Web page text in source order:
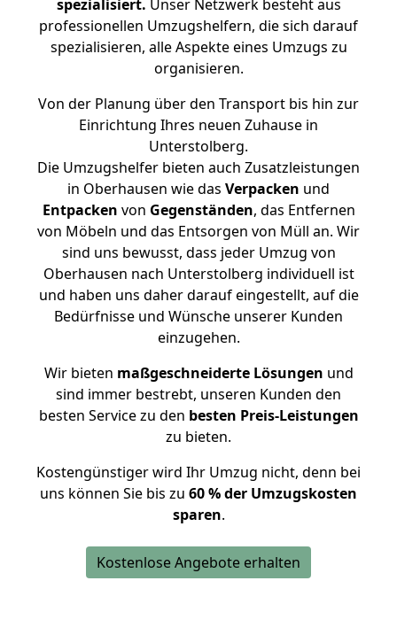
spezialisiert. Unser Netzwerk besteht aus
professionellen Umzugshelfern, die sich darauf
spezialisieren, alle Aspekte eines Umzugs zu
organisieren.
Von der Planung über den Transport bis hin zur
Einrichtung Ihres neuen Zuhause in
Unterstolberg.
Die Umzugshelfer bieten auch Zusatzleistungen
in Oberhausen wie das Verpacken und
Entpacken von Gegenständen, das Entfernen
von Möbeln und das Entsorgen von Müll an. Wir
sind uns bewusst, dass jeder Umzug von
Oberhausen nach Unterstolberg individuell ist
und haben uns daher darauf eingestellt, auf die
Bedürfnisse und Wünsche unserer Kunden
einzugehen.
Wir bieten maßgeschneiderte Lösungen und
sind immer bestrebt, unseren Kunden den
besten Service zu den besten Preis-Leistungen
zu bieten.
Kostengünstiger wird Ihr Umzug nicht, denn bei
uns können Sie bis zu 60 % der Umzugskosten
sparen.
Kostenlose Angebote erhalten